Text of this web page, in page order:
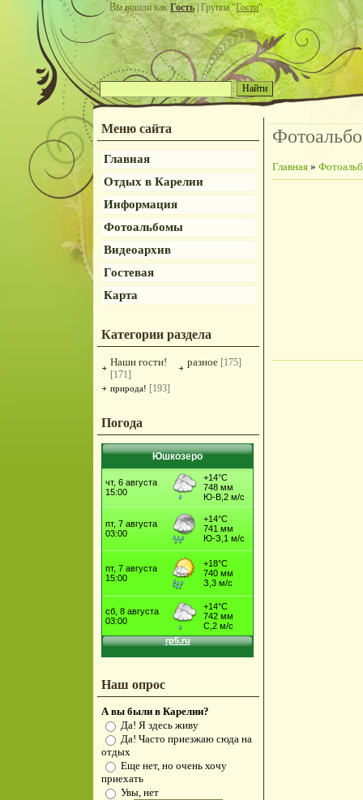
Вы вошли какГость| Группа "Гости"
Меню сайта
Главная
Отдых в Карелии
Информация
Фотоальбомы
Видеоархив
Гостевая
Карта
Категории раздела
Наши гости!
[171]
разное [175]
природа! [193]
Погода
Юшкозеро
Наш опрос
А вы были в Карелии?
Да! Я здесь живу
Да! Часто приезжаю сюда на
отдых
Еще нет, но очень хочу
приехать
Увы, нет
Главная »